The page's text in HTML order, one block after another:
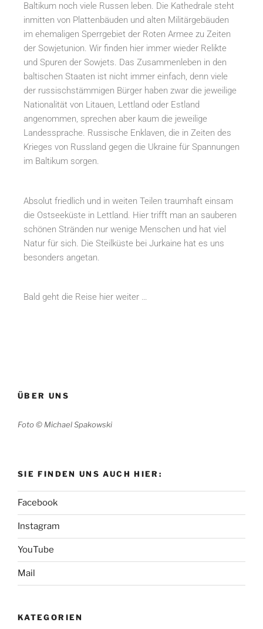
Baltikum noch viele Russen leben. Die Kathedrale steht
inmitten von Plattenbäuden und alten Militärgebäuden
im ehemaligen Sperrgebiet der Roten Armee zu Zeiten
der Sowjetunion. Wir finden hier immer wieder Relikte
und Spuren der Sowjets. Das Zusammenleben in den
baltischen Staaten ist nicht immer einfach, denn viele
der russischstämmigen Bürger haben zwar die jeweilige
Nationalität von Litauen, Lettland oder Estland
angenommen, sprechen aber kaum die jeweilige
Landessprache. Russische Enklaven, die in Zeiten des
Krieges von Russland gegen die Ukraine für Spannungen
im Baltikum sorgen.
Absolut friedlich und in weiten Teilen traumhaft einsam
die Ostseeküste in Lettland. Hier trifft man an sauberen
schönen Stränden nur wenige Menschen und hat viel
Natur für sich. Die Steilküste bei Jurkaine hat es uns
besonders angetan.
Bald geht die Reise hier weiter …
ÜBER UNS
Foto © Michael Spakowski
SIE FINDEN UNS AUCH HIER:
Facebook
Instagram
YouTube
Mail
KATEGORIEN